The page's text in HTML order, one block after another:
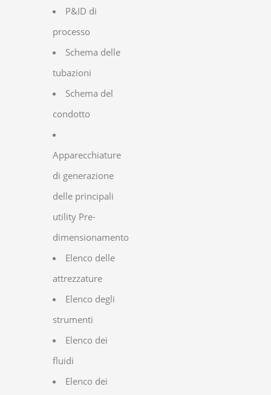
P&ID di
processo
Schema delle
tubazioni
Schema del
condotto
Apparecchiature
di generazione
delle principali
utility Pre-
dimensionamento
Elenco delle
attrezzature
Elenco degli
strumenti
Elenco dei
fluidi
Elenco dei